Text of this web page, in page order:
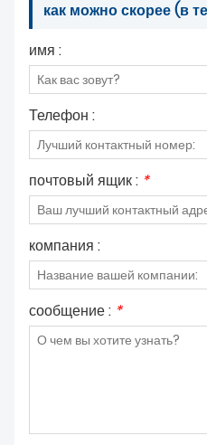
как можно скорее (в
имя :
Телефон :
почтовый ящик : *
компания :
сообщение : *